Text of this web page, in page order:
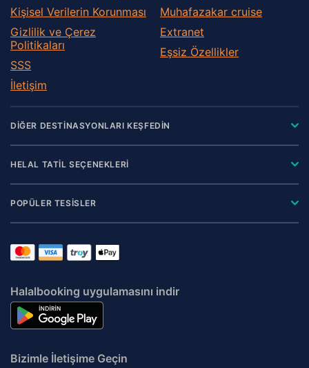
Kişisel Verilerin Korunması
Gizlilik ve Çerez
Politikaları
SSS
İletişim
Muhafazakar сruise
Extranet
Eşsiz Özellikler
DİĞER DESTİNASYONLARI KEŞFEDİN
HELAL TATİL SEÇENEKLERİ
POPÜLER TESİSLER
Halalbooking uygulamasını indir
Bizimle İletişime Geçin